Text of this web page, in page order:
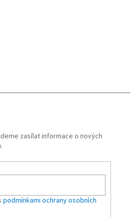
zasílat informace o nových
podmínkami ochrany osobních